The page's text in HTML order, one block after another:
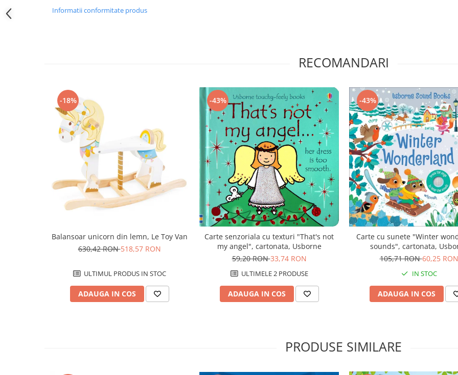
Informatii conformitate produs
RECOMANDARI
-18%
Balansoar unicorn din lemn, Le Toy Van
630,42 RON518,57 RON
ULTIMUL PRODUS IN STOC
ADAUGA IN COS
-43%
Carte senzoriala cu texturi "That's not
my angel", cartonata, Usborne
59,20 RON33,74 RON
ULTIMELE 2 PRODUSE
ADAUGA IN COS
-43%
Carte cu sunete "Winter
sounds", cartonata,
105,71 RON60,25 RON
IN STOC
ADAUGA IN COS
PRODUSE SIMILARE